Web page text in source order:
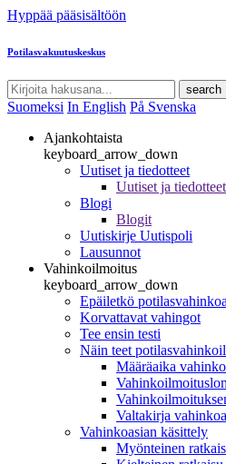
Hyppää pääsisältöön
Potilasvakuutuskeskus
search
Suomeksi In English På Svenska
Ajankohtaista
keyboard_arrow_down
Uutiset ja tiedotteet
Uutiset ja tiedotteet
Blogi
Blogit
Uutiskirje Uutispoli
Lausunnot
Vahinkoilmoitus
keyboard_arrow_down
Epäiletkö
Korvattavat vahingot
Tee ensin testi
Näin teet
Määräaika
Valtakirja
Vahinkoasian käsittely
Myönteinen